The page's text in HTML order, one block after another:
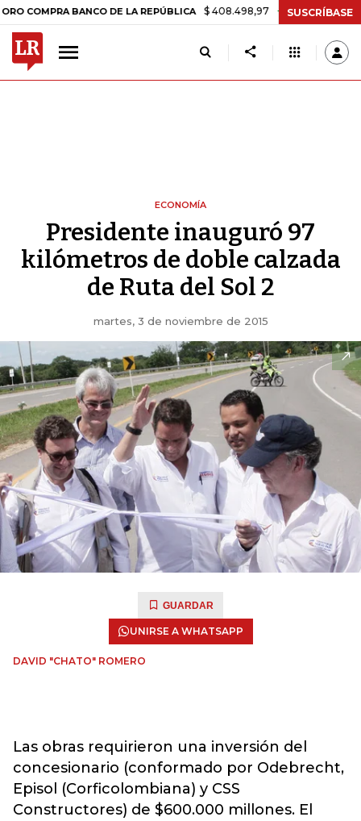
BANCO DE LA REPÚBLICA $ 408.498,97 +$ 8.753,81 +2,19%
SUSCRÍBASE
ECONOMÍA
Presidente inauguró 97
kilómetros de doble calzada
de Ruta del Sol 2
martes, 3 de noviembre de 2015
GUARDAR
UNIRSE A WHATSAPP
DAVID "CHATO" ROMERO
Las obras requirieron una inversión del
concesionario (conformado por Odebrecht,
Episol (Corficolombiana) y CSS
Constructores) de $600.000 millones. El